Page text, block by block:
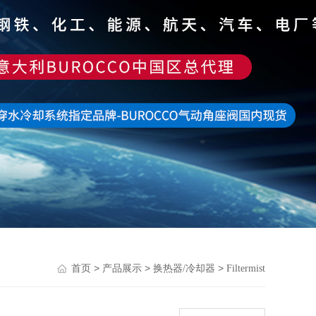
首页 > 产品展示 > 换热器/冷却器 > Filtermist